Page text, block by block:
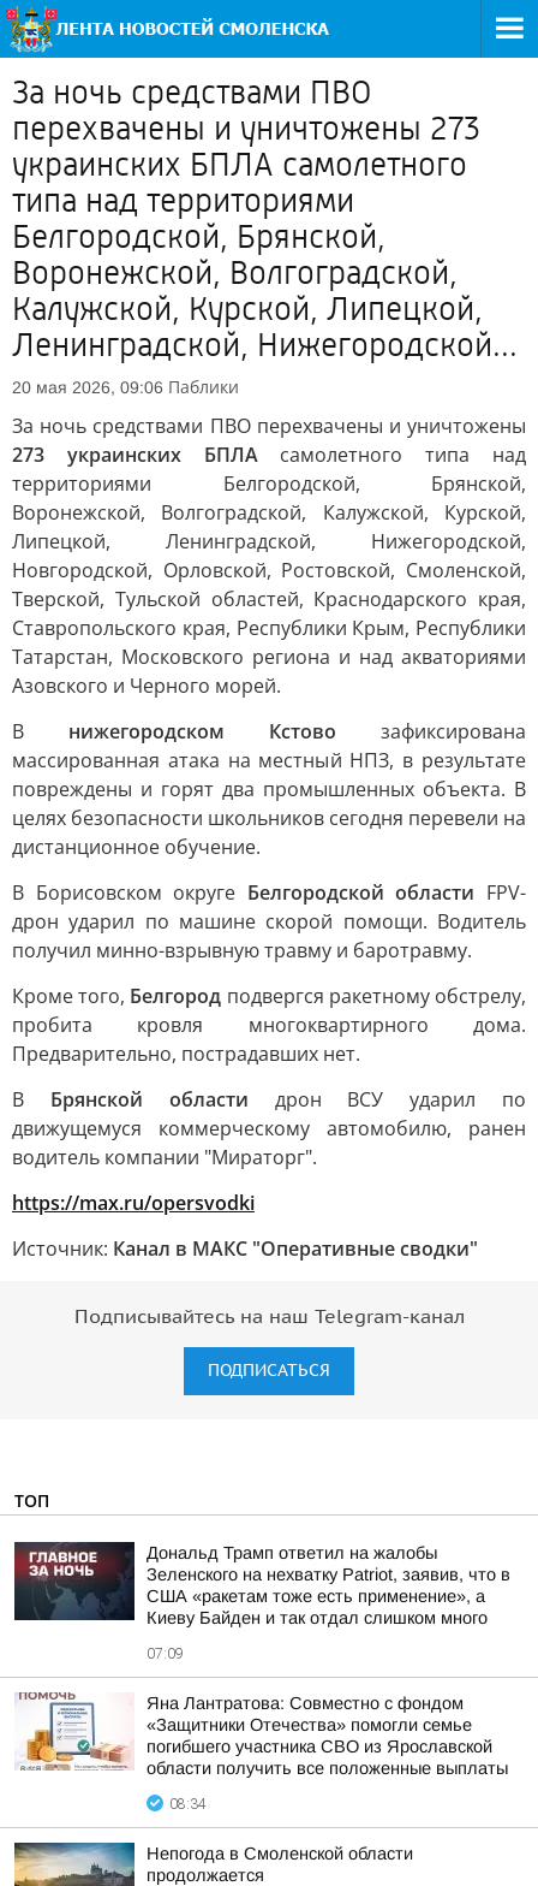
За ночь средствами ПВО
перехвачены и уничтожены 273
украинских БПЛА самолетного
типа над территориями
Белгородской, Брянской,
Воронежской, Волгоградской,
Калужской, Курской, Липецкой,
Ленинградской, Нижегородской...
20 мая 2026, 09:06 Паблики
За ночь средствами ПВО перехвачены и уничтожены
273 украинских БПЛАсамолетного типа над
территориями Белгородской, Брянской,
Воронежской, Волгоградской, Калужской, Курской,
Липецкой, Ленинградской, Нижегородской,
Новгородской, Орловской, Ростовской, Смоленской,
Тверской, Тульской областей, Краснодарского края,
Ставропольского края, Республики Крым, Республики
Татарстан, Московского региона и над акваториями
Азовского и Черного морей.
В нижегородском Кстово зафиксирована
массированная атака на местный НПЗ, в результате
повреждены и горят два промышленных объекта. В
целях безопасности школьников сегодня перевели на
дистанционное обучение.
В Борисовском округе Белгородской области FPV-
дрон ударил по машине скорой помощи. Водитель
получил минно-взрывную травму и баротравму.
Кроме того, Белгород подвергся ракетному обстрелу,
пробита кровля многоквартирного дома.
Предварительно, пострадавших нет.
В Брянской области дрон ВСУ ударил по
движущемуся коммерческому автомобилю, ранен
водитель компании "Мираторг".
https://max.ru/opersvodki
Источник: Канал в МАКС "Оперативные сводки"
Подписывайтесь на наш Telegram-канал
ПОДПИСАТЬСЯ
ТОП
Дональд Трамп ответил на жалобы
Зеленского на нехватку Patriot, заявив, что в
США «ракетам тоже есть применение», а
Киеву Байден и так отдал слишком много
07:09
Яна Лантратова: Совместно с фондом
«Защитники Отечества» помогли семье
погибшего участника СВО из Ярославской
области получить все положенные выплаты
08:34
Непогода в Смоленской области
продолжается